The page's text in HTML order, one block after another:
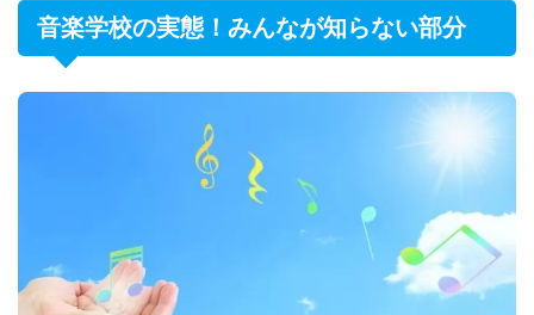
音楽学校の実態！みんなが知らない部分